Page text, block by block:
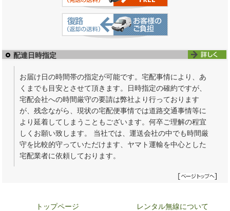
配達日時指定
お届け日の時間帯の指定が可能です。宅配事情により、あ
くまでも目安とさせて頂きます。日時指定の確約ですが、
宅配会社への時間厳守の要請は弊社より行っております
が、残念ながら、現状の宅配便事情では道路交通事情等に
より延着してしまうこともございます。何卒ご理解の程宜
しくお願い致します。 当社では、運送会社の中でも時間厳
守を比較的守っていただけます、ヤマト運輸を中心とした
宅配業者に依頼しております。
トップページ
レンタル無線について